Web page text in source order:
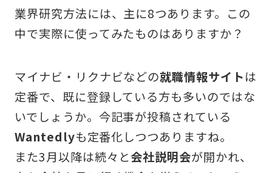
業界研究方法には、主に8つあります。この
中で実際に使ってみたものはありますか？
マイナビ・リクナビなどの就職情報サイトは
定番で、既に登録している方も多いのではな
いでしょうか。今記事が投稿されている
Wantedlyも定番化しつつありますね。
また3月以降は続々と会社説明会が開かれ、